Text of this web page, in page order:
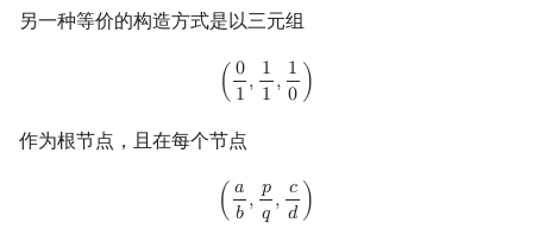
另一种等价的构造方式是以三元组
( 0
1 , 1
1 , 1
0 )
(0 11 0
作为根节点，且在每个节点
( 𝑎
𝑏 , 𝑝
𝑞 , 𝑐
𝑑 )
(ab pq cd)